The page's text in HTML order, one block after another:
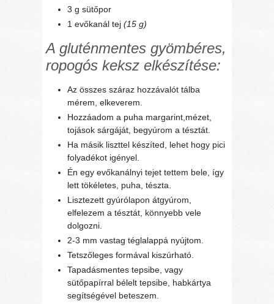
3 g sütőpor
1 evőkanál tej(15 g)
A gluténmentes gyömbéres,
ropogós keksz elkészítése:
Az összes száraz hozzávalót tálba
mérem, elkeverem.
Hozzáadom a puha margarint,mézet,
tojások sárgáját, begyúrom a tésztát.
Ha másik liszttel készíted, lehet hogy pici
folyadékot igényel.
Én egy evőkanálnyi tejet tettem bele, így
lett tökéletes, puha, tészta.
Lisztezett gyúrólapon átgyúrom,
elfelezem a tésztát, könnyebb vele
dolgozni.
2-3 mm vastag téglalappá nyújtom.
Tetszőleges formával kiszúrható.
Tapadásmentes tepsibe, vagy
sütőpapírral bélelt tepsibe, habkártya
segítségével beteszem.